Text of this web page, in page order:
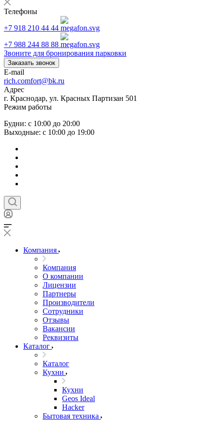
Телефоны
+7 918 210 44 44
+7 988 244 88 88
Звоните для бронирования парковки
Заказать звонок
E-mail
rich.comfort@bk.ru
Адрес
г. Краснодар, ул. Красных Партизан 501
Режим работы
Будни: с 10:00 до 20:00
Выходные: с 10:00 до 19:00
Компания
Компания
О компании
Лицензии
Партнеры
Производители
Сотрудники
Отзывы
Вакансии
Реквизиты
Каталог
Каталог
Кухни
Кухни
Geos Ideal
Hacker
Бытовая техника